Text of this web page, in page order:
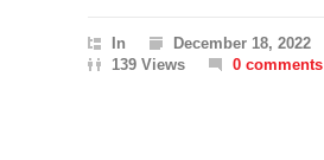
In December 18, 2022
139 Views
0 comments